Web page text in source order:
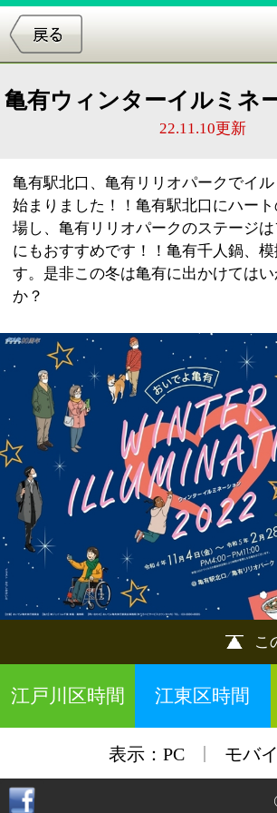
22.11.10更新
亀有駅北口、亀有リリオパークでイルミネーションが
にもおすすめです！！亀有千人鍋、模擬店もございま
す。是非この冬は亀有に出かけてはいかがでしょう
か？
このページの先頭へ
江戸川区時間 江東区時間 葛飾区時間
|モバイル
© 2013 art blue Inc.